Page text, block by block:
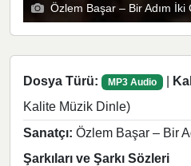
Özlem Başar – Bir Adım İki
Dosya Türü: MP3 Audio |
Kalite Müzik Dinle)
Sanatçı: Özlem Başar – Bir
Şarkıları ve Şarkı Sözleri